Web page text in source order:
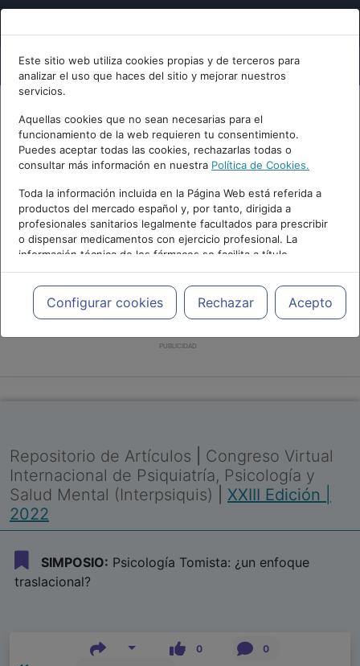
Este sitio web utiliza cookies propias y de terceros para
analizar el uso que haces del sitio y mejorar nuestros
servicios.
Aquellas cookies que no sean necesarias para el
funcionamiento de la web requieren tu consentimiento.
Puedes aceptar todas las cookies, rechazarlas todas o
consultar más información en nuestra Política de Cookies.
Toda la información incluida en la Página Web está referida a
productos del mercado español y, por tanto, dirigida a
profesionales sanitarios legalmente facultados para prescribir
o dispensar medicamentos con ejercicio profesional. La
información técnica de los fármacos se facilita a título
meramente informativo, siendo responsabilidad de los
profesionales facultados prescribir medicamentos y decidir, en
cada caso concreto, el tratamiento más adecuado a las
necesidades del paciente.
Configurar cookies Rechazar Acepto
PUBLICIDAD
Repositorio de Artículos
Congreso Virtual
Internacional de Psiquiatría, Psicología y
Salud Mental (Interpsiquis)
XXIII Edición |
2022
SIMPOSIO: Psicología Tomista: ¿un enfoque
traslacional?
0 0